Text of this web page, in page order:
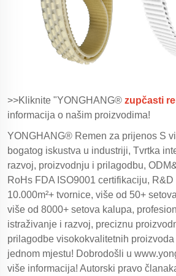
>>Kliknite "YONGHANG® zupčasti
informacija o našim proizvodima!
YONGHANG® Remen za prijenos S
bogatog iskustva u industriji, Tvrtka
razvoj, proizvodnju i prilagodbu,
RoHs FDA ISO9001 certifikaciju, R&D
10.000m²+ tvornice, više od 50+
više od 8000+ setova kalupa,
istraživanje i razvoj, preciznu
prilagodbe visokokvalitetnih
jednom mjestu! Dobrodošli u
više informacija! Autorski pravo